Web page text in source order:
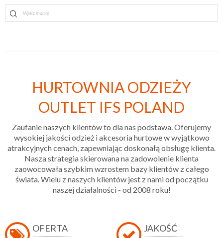
HURTOWNIA ODZIEŻY
OUTLET IFS POLAND
Zaufanie naszych klientów to dla nas podstawa. Oferujemy
wysokiej jakości odzież i akcesoria hurtowe w wyjątkowo
atrakcyjnych cenach, zapewniając doskonałą obsługę klienta.
Nasza strategia skierowana na zadowolenie klienta
zaowocowała szybkim wzrostem bazy klientów z całego
świata. Wielu z naszych klientów jest z nami od początku
naszej działalności - od 2008 roku!
OFERTA JAKOŚĆ